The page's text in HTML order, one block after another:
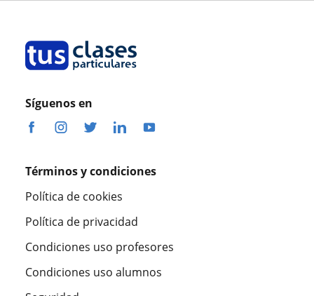
Síguenos en
Términos y condiciones
Política de cookies
Política de privacidad
Condiciones uso profesores
Condiciones uso alumnos